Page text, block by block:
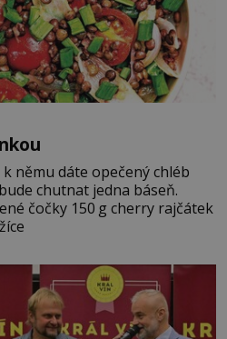
k němu dáte opečený chléb
chutnat jedna báseň.